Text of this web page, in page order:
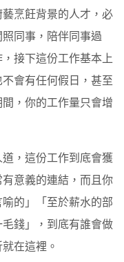
烹飪背景的人才，必
同事，陪伴同事過
接下這份工作基本上
會有任何假日，甚至
，你的工作量只會增
，這份工作到底會獲
意義的連結，而且你
的」「至於薪水的部
錢」，到底有誰會做
在這裡。